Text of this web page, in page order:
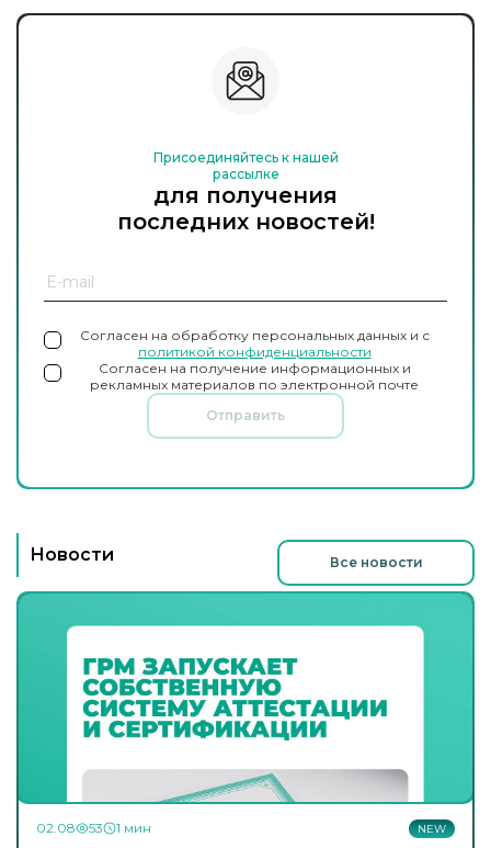
Присоединяйтесь к нашей
рассылке
для получения
последних новостей!
Согласен на обработку персональных данных и с
политикой конфиденциальности
Согласен на получение информационных и
рекламных материалов по электронной почте
Отправить
Новости Все новости
NEW
02.08 53 1 мин